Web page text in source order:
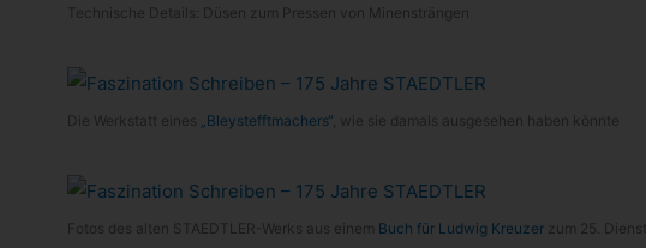
Tech­ni­sche Details: Düsen zum Pres­sen von Minensträngen
Die Werk­statt eines „Bley­stefft­ma­chers“, wie sie damals aus­ge­se­hen haben könnte
Fotos des alten STAEDTLER-​Werks aus einem Buch für Lud­wig Kreu­zerzum 25.